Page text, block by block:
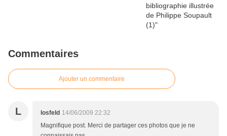
Commentaires
Ajouter un commentaire
L losfeld 14/06/2009 22:32
Magnifique post. Merci de partager ces photos que je ne